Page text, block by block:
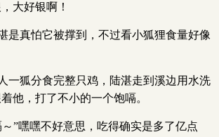
大好银啊！
是真怕它被撑到，不过看小狐狸食量好像
一狐分食完整只鸡，陆湛走到溪边用水洗
他，打了不小的一个饱嗝。
～”嘿嘿不好意思，吃得确实是多了亿点